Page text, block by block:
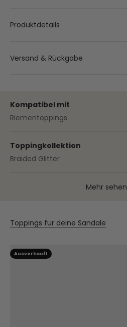
Produktdetails
Versand & Rückgabe
Kompatibel mit
Riementoppings
Toppingkollektion
Braided Glitter
Mehr sehen
Toppings für deine Sandale
Ausverkauft